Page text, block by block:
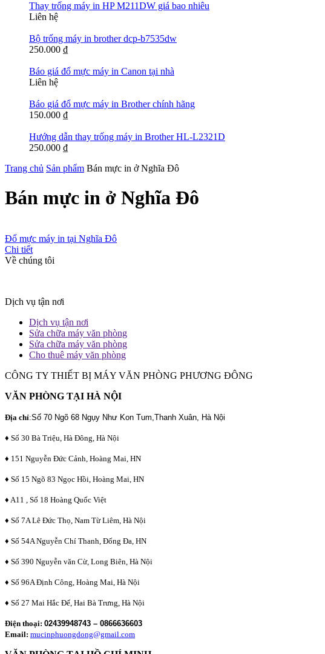
Thay trống máy in HP M211DW giá bao nhiêu
Liên hệ
Bộ trống máy in brother dcp-b7535dw
250.000 ₫
Báo giá đổ mực máy in Canon tại nhà
Liên hệ
Báo giá đổ mực máy in Brother chính hãng
150.000 ₫
Hướng dẫn thay trống máy in Brother HL-L2321D
250.000 ₫
Trang chủ Sản phẩm Bán mực in ở Nghĩa Đô
Bán mực in ở Nghĩa Đô
Đổ mực máy in tại Nghĩa Đô
Chi tiết
Về chúng tôi
Dịch vụ tận nơi
Dịch vụ tận nơi
Sửa chữa máy văn phòng
Sửa chữa máy văn phòng
Cho thuê máy văn phòng
CÔNG TY THIẾT BỊ MÁY VĂN PHÒNG PHƯƠNG ĐÔNG
VĂN PHÒNG TẠI HÀ NỘI
Địa chỉ:Số 70 Ngõ 68 Ngụy Như Kon Tum,Thanh Xuân, Hà Nội
♦ Số 30 Bà Triệu, Hà Đông, Hà Nội
♦ 151 Nguyễn Đức Cảnh, Hoàng Mai, HN
♦ Số 15 Ngõ 83 Ngọc Hồi, Hoàng Mai, HN
♦ A11 , Số 18 Hoàng Quốc Việt
♦ Số 7A Lê Đức Thọ, Nam Từ Liêm, Hà Nội
♦ Số 54A Nguyễn Chí Thanh, Đống Đa, HN
♦ Số 390 Nguyễn văn Cừ, Long Biên, Hà Nội
♦ Số 96A Định Công, Hoàng Mai, Hà Nội
♦ Số 27 Mai Hắc Đế, Hai Bà Trưng, Hà Nội
Điện thoại: 02439948743 – 0866636603
Email: mucinphuongdong@gmail.com